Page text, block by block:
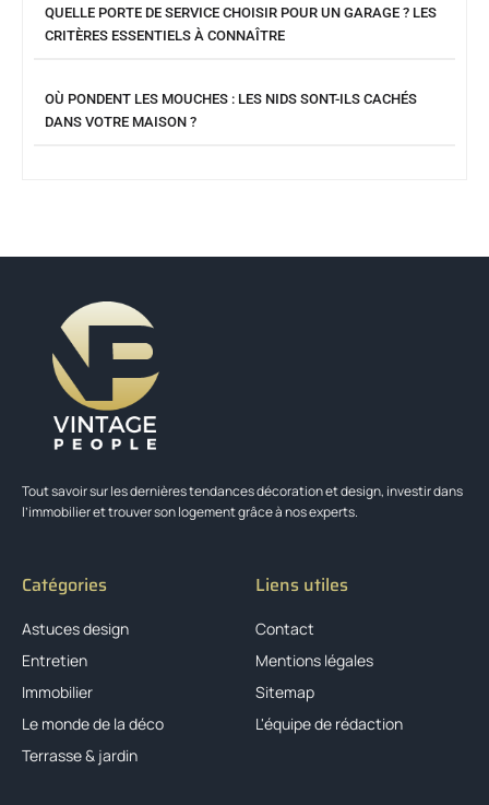
QUELLE PORTE DE SERVICE CHOISIR POUR UN GARAGE ? LES
CRITÈRES ESSENTIELS À CONNAÎTRE
OÙ PONDENT LES MOUCHES : LES NIDS SONT-ILS CACHÉS
DANS VOTRE MAISON ?
Tout savoir sur les dernières tendances décoration et design, investir dans
l’immobilier et trouver son logement grâce à nos experts.
Catégories
Astuces design
Entretien
Immobilier
Le monde de la déco
Terrasse & jardin
Liens utiles
Contact
Mentions légales
Sitemap
L'équipe de rédaction